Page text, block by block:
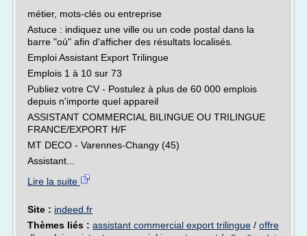
métier, mots-clés ou entreprise
Astuce : indiquez une ville ou un code postal dans la
barre "où" afin d'afficher des résultats localisés.
Emploi Assistant Export Trilingue
Emplois 1 à 10 sur 73
Publiez votre CV - Postulez à plus de 60 000 emplois
depuis n'importe quel appareil
ASSISTANT COMMERCIAL BILINGUE OU TRILINGUE
FRANCE/EXPORT H/F
MT DECO - Varennes-Changy (45)
Assistant...
Lire la suite
Site : indeed.fr
Thèmes liés : assistant commercial export trilingue / offre